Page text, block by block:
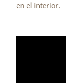
en el interior.